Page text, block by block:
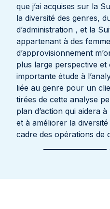
que j’ai acquises sur la
la diversité des genres,
d’administration , et la
appartenant à des
d’approvisionnement
plus large perspective
importante étude à
liée au genre pour un
tirées de cette analyse
plan d’action qui aidera
et à améliorer la diversité
cadre des opérations de